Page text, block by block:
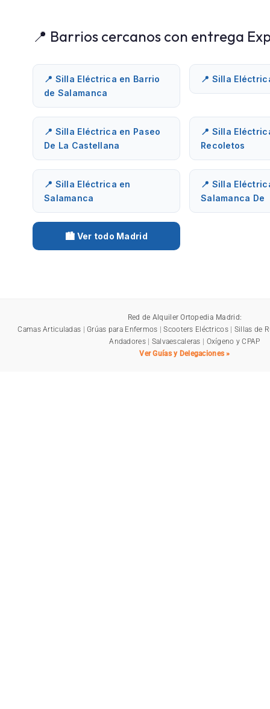
📍 Barrios cercanos con entrega
📍 Silla Eléctrica en Barrio
de Salamanca
📍 Silla
📍 Silla Eléctrica en Paseo
De La Castellana
📍 Silla
Recoletos
📍 Silla Eléctrica en
Salamanca
📍 Silla
Salamanca De
🏙️ Ver todo Madrid
Red de Alquiler Ortopedia Madrid:
Camas Articuladas |Grúas para Enfermos |Scooters Eléctricos| Sillas de
Andadores| Salvaescaleras | Oxígeno y CPAP
Ver Guías y Delegaciones »